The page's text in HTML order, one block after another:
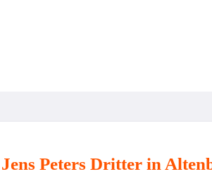
Peters Dritter in